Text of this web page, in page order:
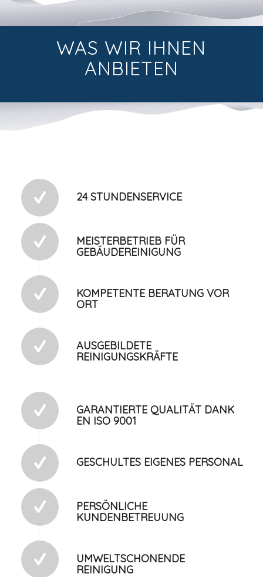
WAS WIR IHNEN
ANBIETEN
24 STUNDENSERVICE
MEISTERBETRIEB FÜR
GEBÄUDEREINIGUNG
KOMPETENTE BERATUNG VOR
ORT
AUSGEBILDETE
REINIGUNGSKRÄFTE
GARANTIERTE QUALITÄT DANK
EN ISO 9001
GESCHULTES EIGENES PERSONAL
PERSÖNLICHE
KUNDENBETREUUNG
UMWELTSCHONENDE
REINIGUNG